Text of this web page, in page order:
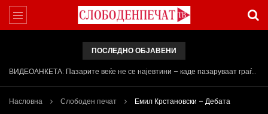
ПОСЛЕДНО ОБЈАВЕНИ
Арсовски: „Се вариме како жаби, додека сме надвор од ЕУ“
Насловна Слободен печат Емил Крстановски – Дебата